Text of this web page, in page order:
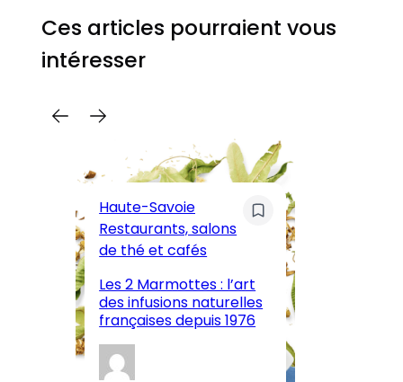
Ces articles pourraient vous
intéresser
Haute-Savoie
Restaurants, salons
de thé et cafés
Les 2 Marmottes : l’art
des infusions naturelles
françaises depuis 1976